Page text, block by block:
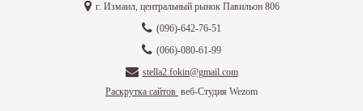
г. Измаил, центральный рынок Павильон 806
(096)-642-76-51
(066)-080-61-99
stella2.fokin@gmail.com
Раскрутка сайтов веб-Студия Wezom